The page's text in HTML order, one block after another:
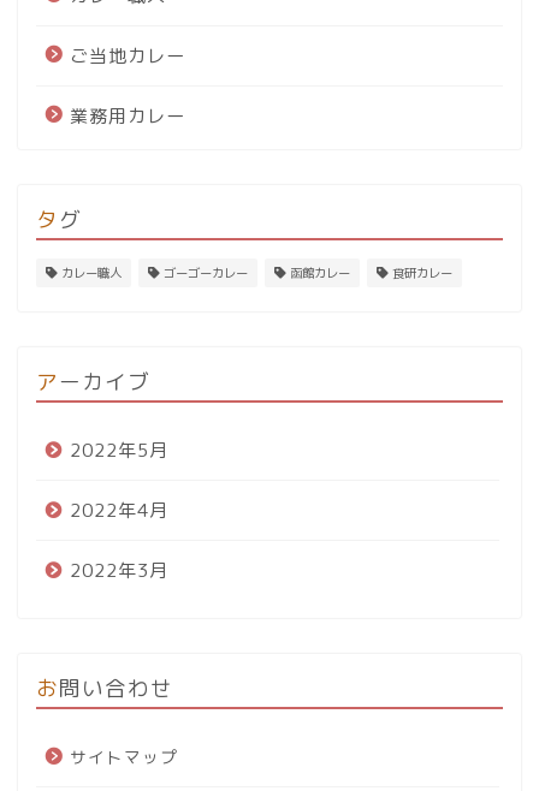
ご当地カレー
業務用カレー
タグ
カレー職人 ゴーゴーカレー 函館カレー 食研カレー
アーカイブ
2022年5月
2022年4月
2022年3月
お問い合わせ
サイトマップ